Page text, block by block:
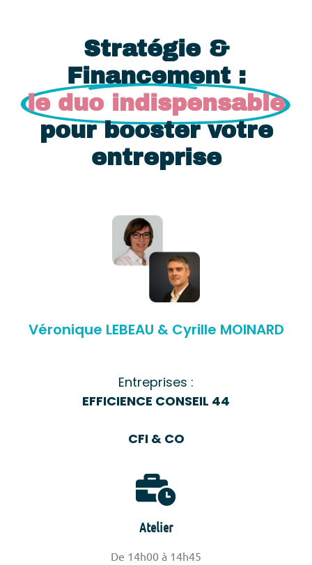
Stratégie &
Financement :
le duo indispensable
pour booster votre
entreprise
Véronique LEBEAU & Cyrille MOINARD
Entreprises :
EFFICIENCE CONSEIL 44
CFI & CO
Atelier
De 14h00 à 14h45